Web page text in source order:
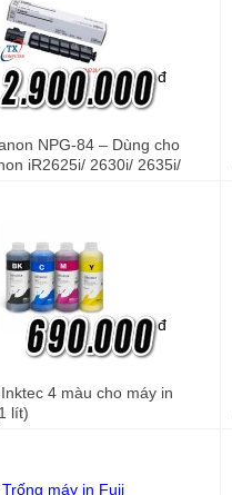
đ
NPG-84 – Dùng cho
iR2625i/ 2630i/ 2635i/
đ
4 màu cho máy in
lít)